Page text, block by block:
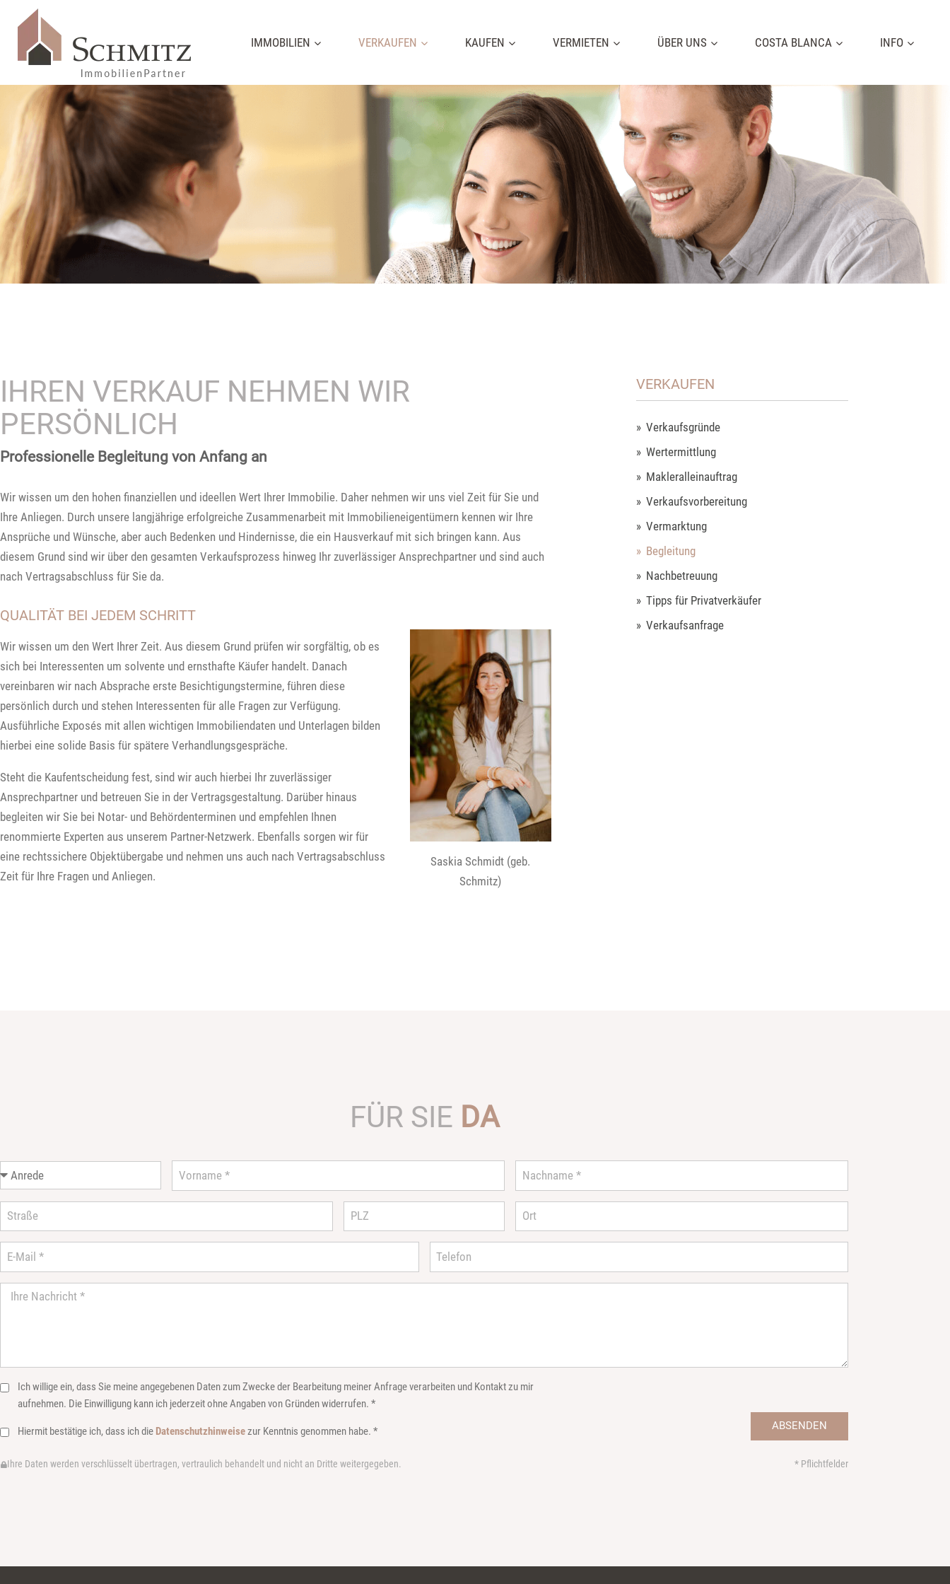
IMMOBILIEN VERKAUFEN KAUFEN VERMIETEN ÜBER UNS COSTA BLANCA INFO
IHREN VERKAUF NEHMEN WIR
PERSÖNLICH
Professionelle Begleitung von Anfang an
Wir wissen um den hohen finanziellen und ideellen Wert Ihrer Immobilie. Daher nehmen wir uns viel Zeit für Sie und
Ihre Anliegen. Durch unsere langjährige erfolgreiche Zusammenarbeit mit Immobilieneigentümern kennen wir Ihre
Ansprüche und Wünsche, aber auch Bedenken und Hindernisse, die ein Hausverkauf mit sich bringen kann. Aus
diesem Grund sind wir über den gesamten Verkaufsprozess hinweg Ihr zuverlässiger Ansprechpartner und sind auch
nach Vertragsabschluss für Sie da.
QUALITÄT BEI JEDEM SCHRITT
Saskia Schmidt (geb.
Schmitz)
Wir wissen um den Wert Ihrer Zeit. Aus diesem Grund prüfen wir sorgfältig, ob es
sich bei Interessenten um solvente und ernsthafte Käufer handelt. Danach
vereinbaren wir nach Absprache erste Besichtigungstermine, führen diese
persönlich durch und stehen Interessenten für alle Fragen zur Verfügung.
Ausführliche Exposés mit allen wichtigen Immobiliendaten und Unterlagen bilden
hierbei eine solide Basis für spätere Verhandlungsgespräche.
Steht die Kaufentscheidung fest, sind wir auch hierbei Ihr zuverlässiger
Ansprechpartner und betreuen Sie in der Vertragsgestaltung. Darüber hinaus
begleiten wir Sie bei Notar- und Behördenterminen und empfehlen Ihnen
renommierte Experten aus unserem Partner-Netzwerk. Ebenfalls sorgen wir für
eine rechtssichere Objektübergabe und nehmen uns auch nach Vertragsabschluss
Zeit für Ihre Fragen und Anliegen.
VERKAUFEN
Verkaufsgründe
Wertermittlung
Makleralleinauftrag
Verkaufsvorbereitung
Vermarktung
Begleitung
Nachbetreuung
Tipps für Privatverkäufer
Verkaufsanfrage
FÜR SIE DA
Ich willige ein, dass Sie meine angegebenen Daten zum Zwecke der Bearbeitung meiner Anfrage verarbeiten und Kontakt zu mir
aufnehmen. Die Einwilligung kann ich jederzeit ohne Angaben von Gründen widerrufen. *
Hiermit bestätige ich, dass ich die Datenschutzhinweisezur Kenntnis genommen habe. * ABSENDEN
Ihre Daten werden verschlüsselt übertragen, vertraulich behandelt und nicht an Dritte weitergegeben. * Pflichtfelder